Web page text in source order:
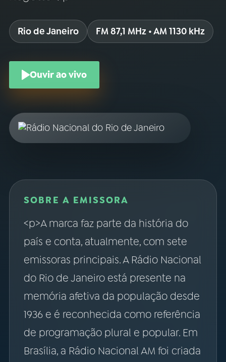
Rio de Janeiro FM 87,1 MHz • AM 1130 kHz
Ouvir ao vivo
SOBRE A EMISSORA
<p>A marca faz parte da história do
país e conta, atualmente, com sete
emissoras principais. A Rádio Nacional
do Rio de Janeiro está presente na
memória afetiva da população desde
1936 e é reconhecida como referência
de programação plural e popular. Em
Brasília, a Rádio Nacional AM foi criada